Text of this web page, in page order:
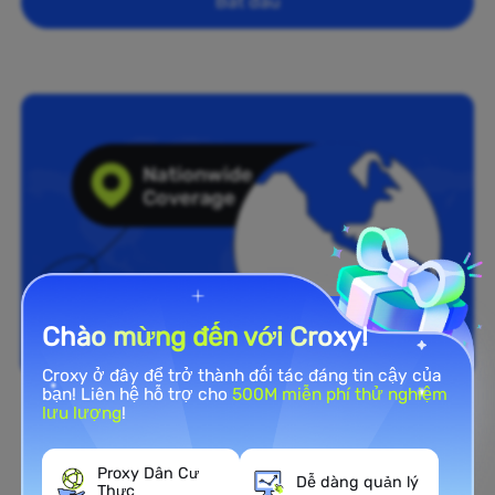
Mạng Proxy Residential rộng
Chào mừng đến với Croxy!
Croxy ở đây để trở thành đối tác đáng tin cậy của
bạn! Liên hệ hỗ trợ cho500M miễn phí thử nghiệm
lưu lượng!
Proxy Dân Cư
Dễ dàng quản lý